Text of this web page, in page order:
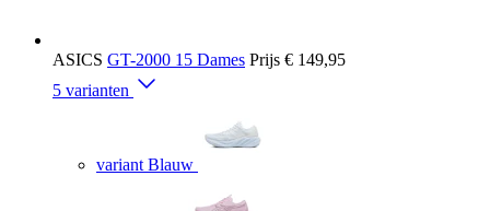
ASICS GT-2000 15 Dames Prijs € 149,95
5 varianten
variant Blauw